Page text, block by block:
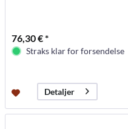
76,30 € *
Straks klar for forsendelse
Detaljer